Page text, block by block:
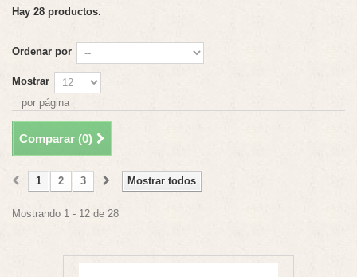
Hay 28 productos.
Ordenar por
Mostrar
por página
Comparar (0)
Mostrar todos
1 2 3
Mostrando 1 - 12 de 28